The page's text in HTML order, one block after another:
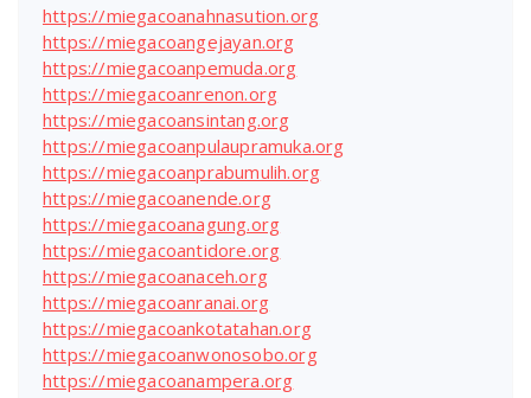
https://miegacoanahnasution.org
https://miegacoangejayan.org
https://miegacoanpemuda.org
https://miegacoanrenon.org
https://miegacoansintang.org
https://miegacoanpulaupramuka.org
https://miegacoanprabumulih.org
https://miegacoanende.org
https://miegacoanagung.org
https://miegacoantidore.org
https://miegacoanaceh.org
https://miegacoanranai.org
https://miegacoankotatahan.org
https://miegacoanwonosobo.org
https://miegacoanampera.org